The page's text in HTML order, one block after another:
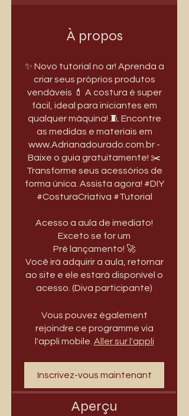
À propos
✨ Novo tutorial no ar! Aprenda a
criar seus próprios produtos
vendáveis 💄 A costura é super
fácil, ideal para iniciantes em
qualquer máquina! 🧵 Encontre
as medidas e materiais em
www.Adrianadourado.com.br -
Baixe o guia gratuitamente! ✂️
Transforme seus acessórios de
forma única. Assista agora! #DIY
#CosturaCriativa #Tutorial
Acesso a aula de imediato!
Exceto se for um
Pré lançamento! 🚀
Você irá adquirir a aula, retornar
ao site e ele estará disponível o
acesso. (Diva participante)
Vous pouvez également
rejoindre ce programme via
l'appli mobile. Aller sur l'appli
Inscrivez-vous maintenant
Aperçu